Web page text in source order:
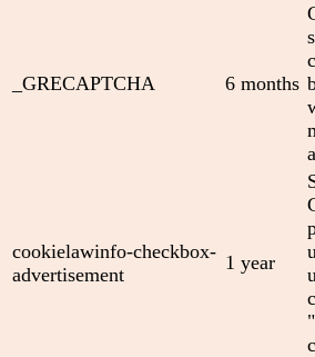
_GRECAPTCHA 6 months
cookielawinfo-checkbox-
advertisement
1 year